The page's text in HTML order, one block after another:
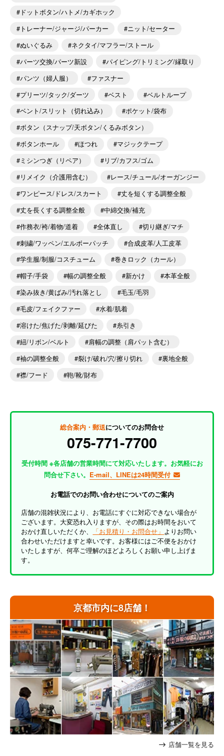
京都市内に8店舗！
店舗一覧を見る
ドットボタン/ハトメ/カギホック
トレーナー/ジャージ/パーカー
ニット/セーター
ぬいぐるみ
ネクタイ/マフラー/ストール
パーツ交換/パーツ新設
パイピング/トリミング/縁取り
パンツ（婦人服）
ファスナー
プリーツ/タック/ダーツ
ベスト
ベルトループ
ベント/スリット（切れ込み）
ポケット/袋布
ボタン（スナップ/天ボタン/くるみボタン）
ボタンホール
ほつれ
マジックテープ
ミシンつぎ（リペア）
リブ/カフス/ゴム
リメイク（介護用含む）
レース/チュール/オーガンジー
ワンピース/ドレス/スカート
丈を短くする調整全般
丈を長くする調整全般
中綿交換/補充
作務衣/袴/着物/道着
全体直し
切り継ぎ/マチ
刺繍/ワッペン/エルボーパッチ
合成皮革/人工皮革
学生服/制服/コスチューム
巻きロック（カール）
帽子/手袋
幅の調整全般 新かけ
本革全般
染み抜き/黄ばみ/汚れ落とし
毛玉/毛羽
毛皮/フェイクファー
水着/肌着
溶けた/焦げた/剥離/延びた
糸引き
紐/リボン/ベルト
肩幅の調整（肩パット含む）
袖の調整全般
裂け/破れ/穴/擦り切れ
裏地全般
襟/フード
鞄/靴/財布
総合案内・郵送についてのお問合せ
075-771-7700
受付時間 ※各店舗の営業時間にて対応いたします。お気軽にお
問合せ下さい。 E-mail、LINEは24時間受付
お電話でのお問い合わせについてのご案内
店舗の混雑状況により、お電話にすぐに対応できない場合が
ございます。大変恐れ入りますが、その際はお時間をおいて
おかけ直しいただくか、
「お見積り・お問合せ」 よりお問い
合わせいただけますと幸いです。お客様にはご不便をおかけ
いたしますが、何卒ご理解のほどよろしくお願い申し上げま
す。